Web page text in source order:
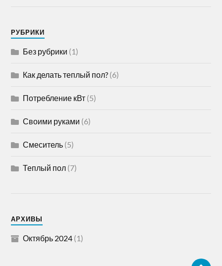
РУБРИКИ
Без рубрики (1)
Как делать теплый пол? (6)
Потребление кВт (5)
Своими руками (6)
Смеситель (5)
Теплый пол (7)
АРХИВЫ
Октябрь 2024 (1)